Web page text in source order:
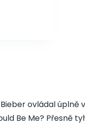
ovládal úplně
Be Me? Přesně